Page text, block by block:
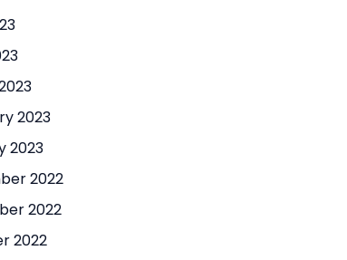
2023
2023
2022
2022
2022